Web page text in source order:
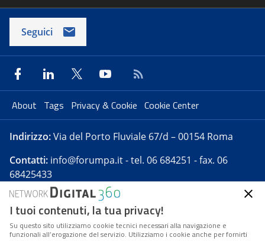
Seguici
About Tags Privacy & Cookie Cookie Center
Indirizzo:Via del Porto Fluviale 67/d – 00154 Roma
Contatti: info@forumpa.it- tel. 06 684251 - fax. 06
68425433
Forumpa.itè una pubblicazione telematica iscritta
presso Registro della stampa del Tribunale di Roma -
Reg. n. 182 del 2 maggio 2008 - Direttore resp. Michela
I tuoi contenuti, la tua privacy!
Su questo sito utilizziamo cookie tecnici necessari alla navigazione e
funzionali all’erogazione del servizio. Utilizziamo i cookie anche per fornirti